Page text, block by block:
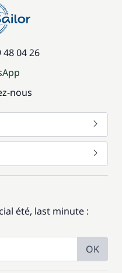
48 04 26
nous
été, last minute :
OK